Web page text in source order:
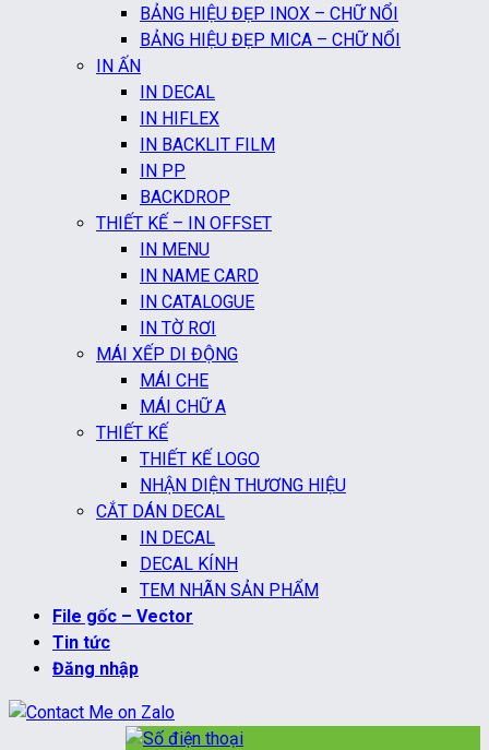
BẢNG HIỆU ĐẸP INOX – CHỮ NỔI
BẢNG HIỆU ĐẸP MICA – CHỮ NỔI
IN ẤN
IN DECAL
IN HIFLEX
IN BACKLIT FILM
IN PP
BACKDROP
THIẾT KẾ – IN OFFSET
IN MENU
IN NAME CARD
IN CATALOGUE
IN TỜ RƠI
MÁI XẾP DI ĐỘNG
MÁI CHE
MÁI CHỮ A
THIẾT KẾ
THIẾT KẾ LOGO
NHẬN DIỆN THƯƠNG HIỆU
CẮT DÁN DECAL
IN DECAL
DECAL KÍNH
TEM NHÃN SẢN PHẨM
File gốc – Vector
Tin tức
Đăng nhập